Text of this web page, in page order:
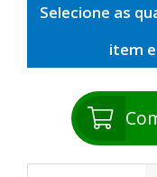
Selecione as
item